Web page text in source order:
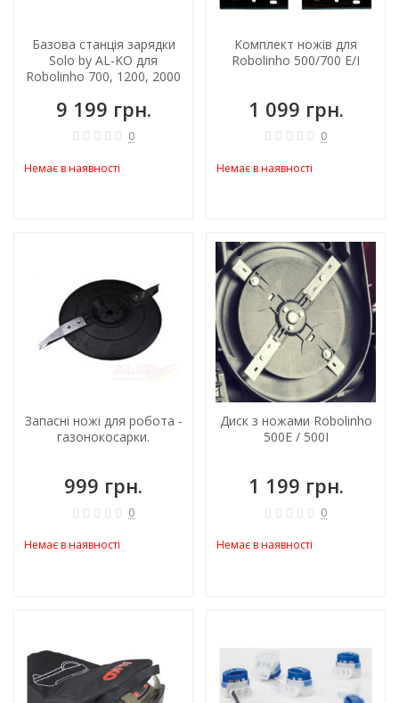
Базова станція зарядки
Solo by AL-KO для
Robolinho 700, 1200, 2000
9 199 грн.
0
Немає в наявності
Комплект ножів для
Robolinho 500/700 E/I
1 099 грн.
0
Немає в наявності
Запасні ножі для робота -
газонокосарки.
999 грн.
0
Немає в наявності
Диск з ножами Robolinho
500Е / 500І
1 199 грн.
0
Немає в наявності